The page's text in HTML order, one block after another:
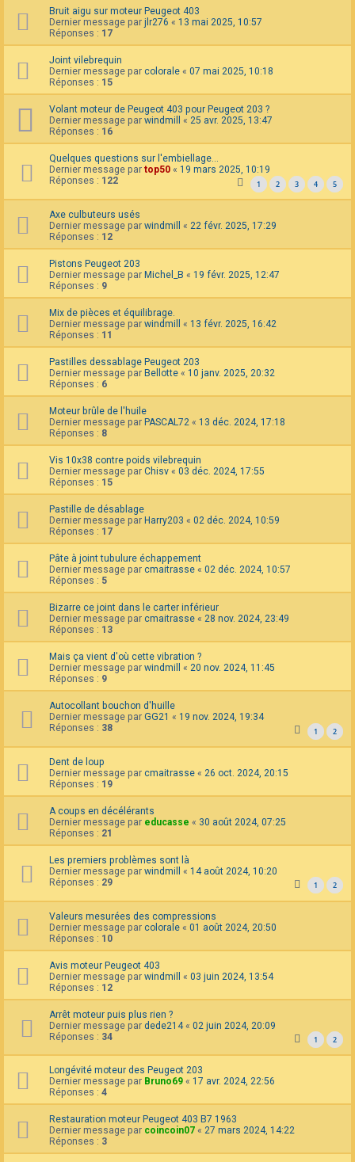
Bruit aigu sur moteur Peugeot 403
Dernier message par jlr276 « 13 mai 2025, 10:57
Réponses : 17
Joint vilebrequin
Dernier message par colorale « 07 mai 2025, 10:18
Réponses : 15
Volant moteur de Peugeot 403 pour Peugeot 203 ?
Dernier message par windmill « 25 avr. 2025, 13:47
Réponses : 16
Quelques questions sur l'embiellage...
Dernier message par top50 « 19 mars 2025, 10:19
Réponses : 122 1 2 3 4 5
Axe culbuteurs usés
Dernier message par windmill « 22 févr. 2025, 17:29
Réponses : 12
Pistons Peugeot 203
Dernier message par Michel_B « 19 févr. 2025, 12:47
Réponses : 9
Mix de pièces et équilibrage.
Dernier message par windmill « 13 févr. 2025, 16:42
Réponses : 11
Pastilles dessablage Peugeot 203
Dernier message par Bellotte « 10 janv. 2025, 20:32
Réponses : 6
Moteur brûle de l'huile
Dernier message par PASCAL72 « 13 déc. 2024, 17:18
Réponses : 8
Vis 10x38 contre poids vilebrequin
Dernier message par Chisv « 03 déc. 2024, 17:55
Réponses : 15
Pastille de désablage
Dernier message par Harry203 « 02 déc. 2024, 10:59
Réponses : 17
Pâte à joint tubulure échappement
Dernier message par cmaitrasse « 02 déc. 2024, 10:57
Réponses : 5
Bizarre ce joint dans le carter inférieur
Dernier message par cmaitrasse « 28 nov. 2024, 23:49
Réponses : 13
Mais ça vient d'où cette vibration ?
Dernier message par windmill « 20 nov. 2024, 11:45
Réponses : 9
Autocollant bouchon d'huille
Dernier message par GG21 « 19 nov. 2024, 19:34
Réponses : 38 1 2
Dent de loup
Dernier message par cmaitrasse « 26 oct. 2024, 20:15
Réponses : 19
A coups en décélérants
Dernier message par educasse « 30 août 2024, 07:25
Réponses : 21
Les premiers problèmes sont là
Dernier message par windmill « 14 août 2024, 10:20
Réponses : 29 1 2
Valeurs mesurées des compressions
Dernier message par colorale « 01 août 2024, 20:50
Réponses : 10
Avis moteur Peugeot 403
Dernier message par windmill « 03 juin 2024, 13:54
Réponses : 12
Arrêt moteur puis plus rien ?
Dernier message par dede214« 02 juin 2024, 20:09
Réponses : 34 1 2
Longévité moteur des Peugeot 203
Dernier message par Bruno69 « 17 avr. 2024, 22:56
Réponses : 4
Restauration moteur Peugeot 403 B7 1963
Dernier message par coincoin07 « 27 mars 2024, 14:22
Réponses : 3